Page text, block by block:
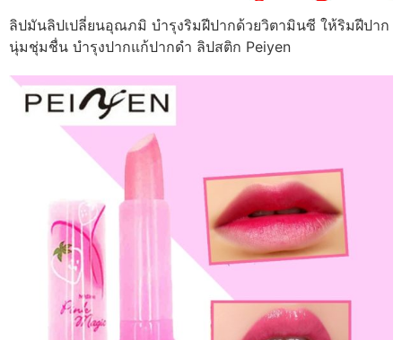
ลิปมันลิปเปลี่ยนอุณภมิ บำรุงริมฝีปากด้วยวิตามินซี ให้ริมฝีปาก
นุ่มชุ่มชื่น บำรุงปากแก้ปากดำ ลิปสติก Peiyen